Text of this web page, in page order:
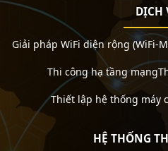
DỊCH
Giải pháp WiFi diện rộng (WiFi-
Thi công hạ tầng mạng
Thiết lập hệ thống máy
HỆ THỐNG